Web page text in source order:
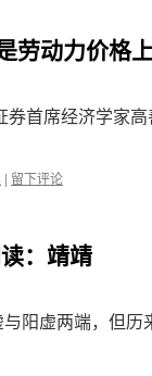
劳动力价格
券首席经济学家
| 留下评论
：靖靖
阳虚两端，但